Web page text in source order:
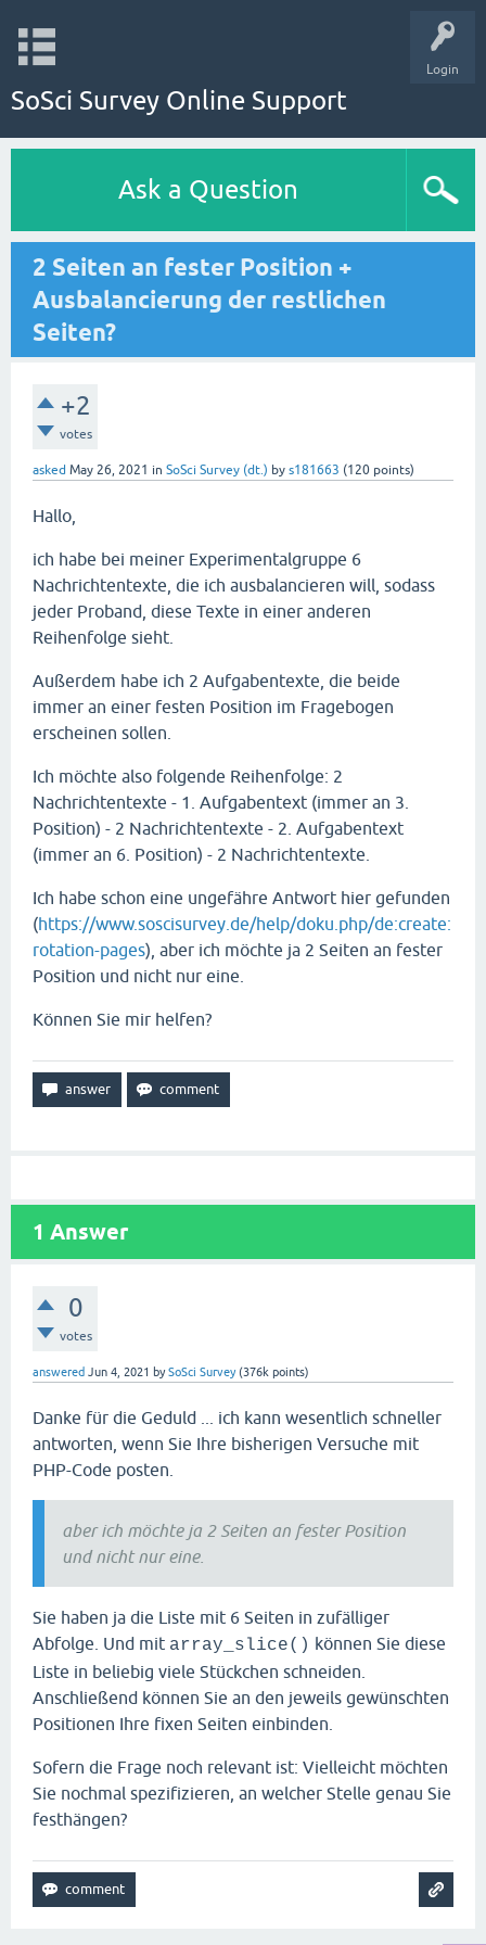
Login
SoSci Survey Online Support
Ask a Question
2 Seiten an fester Position +
Ausbalancierung der restlichen
Seiten?
+2
votes
asked May 26, 2021 in SoSci Survey (dt.) by s181663 (120 points)
Hallo,
ich habe bei meiner Experimentalgruppe 6
Nachrichtentexte, die ich ausbalancieren will, sodass
jeder Proband, diese Texte in einer anderen
Reihenfolge sieht.
Außerdem habe ich 2 Aufgabentexte, die beide
immer an einer festen Position im Fragebogen
erscheinen sollen.
Ich möchte also folgende Reihenfolge: 2
Nachrichtentexte - 1. Aufgabentext (immer an 3.
Position) - 2 Nachrichtentexte - 2. Aufgabentext
(immer an 6. Position) - 2 Nachrichtentexte.
Ich habe schon eine ungefähre Antwort hier gefunden
(https://www.soscisurvey.de/help/doku.php/de:create:
rotation-pages), aber ich möchte ja 2 Seiten an fester
Position und nicht nur eine.
Können Sie mir helfen?
1 Answer
0
votes
answered Jun 4, 2021 bySoSci Survey (376k points)
Danke für die Geduld ... ich kann wesentlich schneller
antworten, wenn Sie Ihre bisherigen Versuche mit
PHP-Code posten.
aber ich möchte ja 2 Seiten an fester Position
und nicht nur eine.
Sie haben ja die Liste mit 6 Seiten in zufälliger
Abfolge. Und mit array_slice() können Sie diese
Liste in beliebig viele Stückchen schneiden.
Anschließend können Sie an den jeweils gewünschten
Positionen Ihre fixen Seiten einbinden.
Sofern die Frage noch relevant ist: Vielleicht möchten
Sie nochmal spezifizieren, an welcher Stelle genau Sie
festhängen?